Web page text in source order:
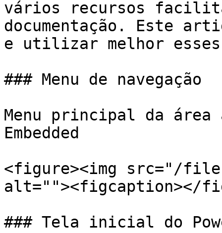
vários recursos
documentação. Este
e utilizar melhor
### Menu de navegação
Menu principal da área
Embedded
<figure><img src="/files/
alt=""><figcaption></
### Tela inicial do